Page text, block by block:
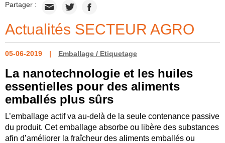
Partager :
Actualités SECTEUR AGRO
05-06-2019 Emballage / Etiquetage
La nanotechnologie et les huiles
essentielles pour des aliments
emballés plus sûrs
L’emballage actif va au‑delà de la seule contenance passive
du produit. Cet emballage absorbe ou libère des substances
afin d’améliorer la fraîcheur des aliments emballés ou